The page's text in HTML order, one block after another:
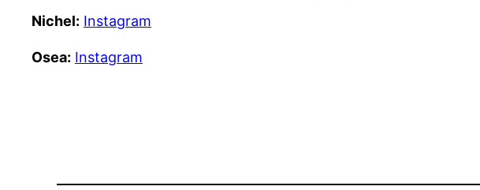
Nichel: Instagram
Osea: Instagram